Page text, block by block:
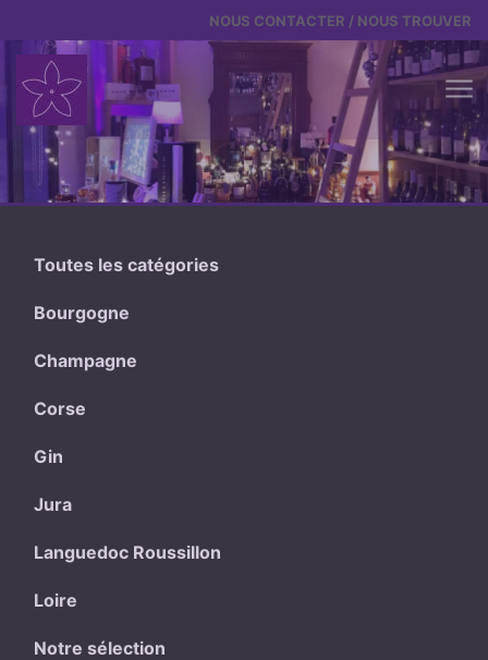
NOUS CONTACTER / NOUS TROUVER
Toutes les catégories
Bourgogne
Champagne
Corse
Gin
Jura
Languedoc Roussillon
Loire
Notre sélection